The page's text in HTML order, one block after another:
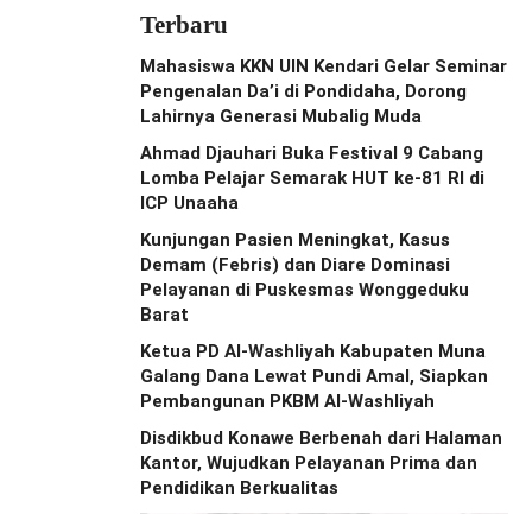
Terbaru
Mahasiswa KKN UIN Kendari Gelar Seminar
Pengenalan Da’i di Pondidaha, Dorong
Lahirnya Generasi Mubalig Muda
Ahmad Djauhari Buka Festival 9 Cabang
Lomba Pelajar Semarak HUT ke-81 RI di
ICP Unaaha
Kunjungan Pasien Meningkat, Kasus
Demam (Febris) dan Diare Dominasi
Pelayanan di Puskesmas Wonggeduku
Barat
Ketua PD Al-Washliyah Kabupaten Muna
Galang Dana Lewat Pundi Amal, Siapkan
Pembangunan PKBM Al-Washliyah
Disdikbud Konawe Berbenah dari Halaman
Kantor, Wujudkan Pelayanan Prima dan
Pendidikan Berkualitas